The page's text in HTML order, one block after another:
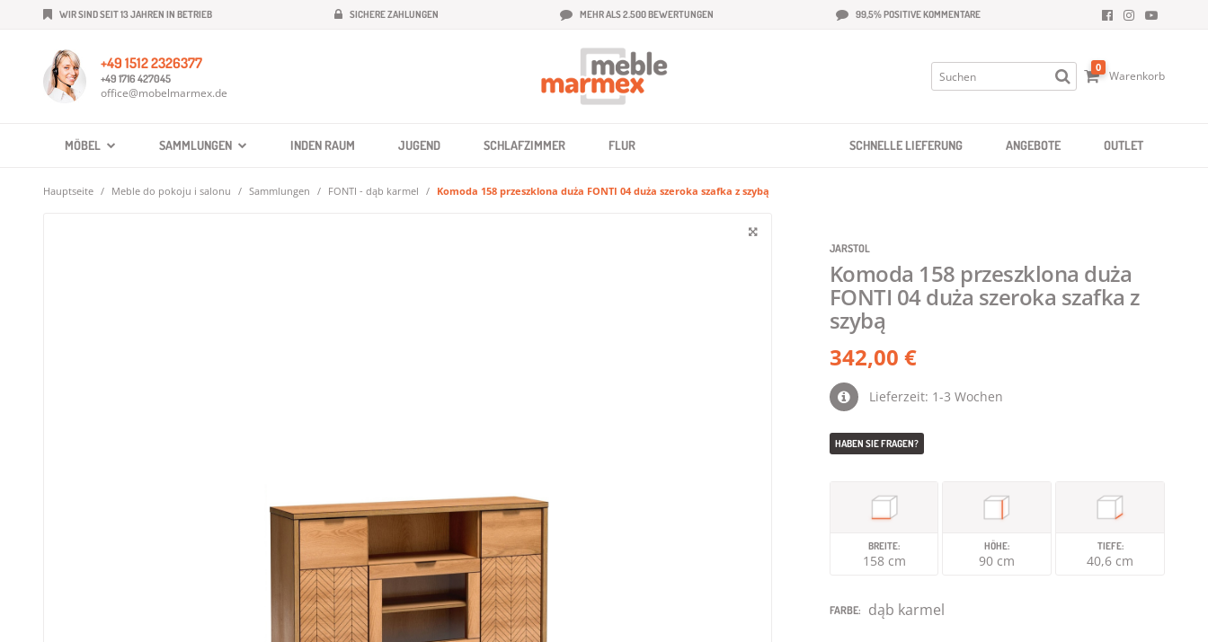
WIR SIND SEIT 13 JAHREN IN BETRIEB SICHERE ZAHLUNGEN MEHR ALS 2.500 BEWERTUNGEN 99,5% POSITIVE KOMMENTARE
+49 1512 2326377
+49 1716 427045
office@mobelmarmex.de
0
Warenkorb
MÖBEL SAMMLUNGEN INDEN RAUM JUGEND SCHLAFZIMMER FLUR SCHNELLE LIEFERUNG ANGEBOTE OUTLET
Hauptseite Meble do pokoju i salonu Sammlungen FONTI - dąb karmel Komoda 158 przeszklona duża FONTI 04 duża szeroka szafka z szybą
JARSTOL
Komoda 158 przeszklona duża
FONTI 04 duża szeroka szafka z
szybą
342,00 €
Lieferzeit: 1-3 Wochen
HABEN SIE FRAGEN?
BREITE:
158 cm
HÖHE:
90 cm
TIEFE:
40,6 cm
FARBE: dąb karmel